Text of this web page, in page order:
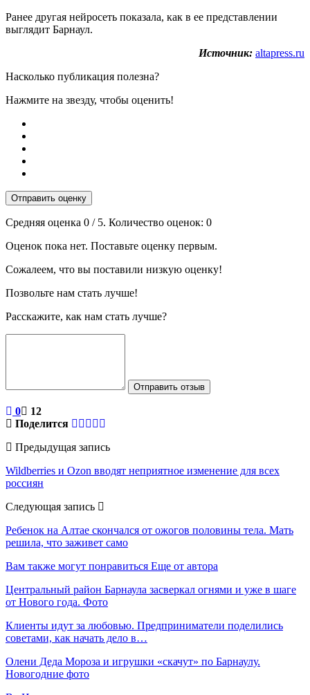
Ранее другая нейросеть показала, как в ее представлении
выглядит Барнаул.
Источник: altapress.ru
Насколько публикация полезна?
Нажмите на звезду, чтобы оценить!
Отправить оценку
Средняя оценка 0 / 5. Количество оценок: 0
Оценок пока нет. Поставьте оценку первым.
Сожалеем, что вы поставили низкую оценку!
Позвольте нам стать лучше!
Расскажите, как нам стать лучше?
Отправить отзыв
0
12
Поделится
Предыдущая запись
Wildberries и Ozon вводят неприятное изменение для всех
россиян
Следующая запись
Ребенок на Алтае скончался от ожогов половины тела. Мать
решила, что заживет само
Вам также могут понравиться Еще от автора
Центральный район Барнаула засверкал огнями и уже в шаге
от Нового года. Фото
Клиенты идут за любовью. Предприниматели поделились
советами, как начать дело в…
Олени Деда Мороза и игрушки «скачут» по Барнаулу.
Новогодние фото